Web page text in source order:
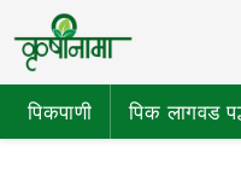
पिकपाणी पिक लागवड